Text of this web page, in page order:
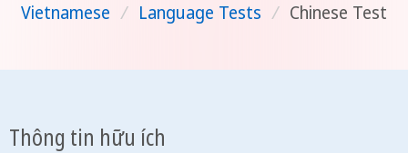
Vietnamese / Language Tests / Chinese Test
Thông tin hữu ích